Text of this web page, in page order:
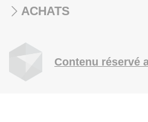
ACHATS
Contenu réservé